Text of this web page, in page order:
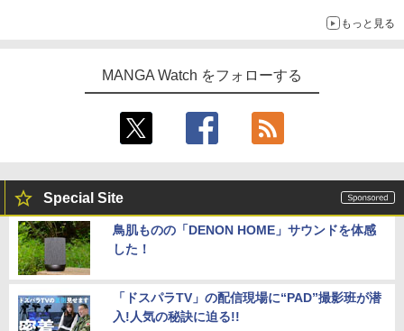
もっと見る
MANGA Watch をフォローする
Special Site
鳥肌ものの「DENON HOME」サウンドを体感
した！
「ドスパラTV」の配信現場に“PAD”撮影班が潜
入!人気の秘訣に迫る!!